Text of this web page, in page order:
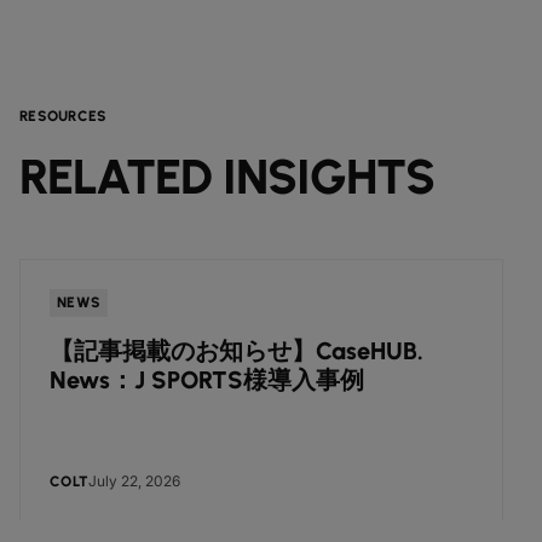
RESOURCES
RELATED INSIGHTS
NEWS
【記事掲載のお知らせ】CaseHUB.
News：J SPORTS様導入事例
COLTJuly 22, 2026